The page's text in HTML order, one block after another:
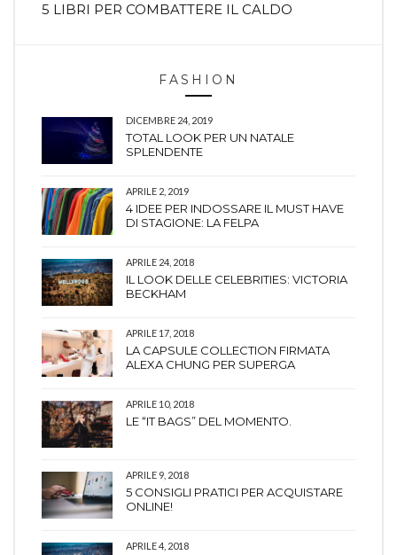
5 LIBRI PER COMBATTERE IL CALDO
FASHION
DICEMBRE 24, 2019
TOTAL LOOK PER UN NATALE
SPLENDENTE
APRILE 2, 2019
4 IDEE PER INDOSSARE IL MUST HAVE
DI STAGIONE: LA FELPA
APRILE 24, 2018
IL LOOK DELLE CELEBRITIES: VICTORIA
BECKHAM
APRILE 17, 2018
LA CAPSULE COLLECTION FIRMATA
ALEXA CHUNG PER SUPERGA
APRILE 10, 2018
LE “IT BAGS” DEL MOMENTO.
APRILE 9, 2018
5 CONSIGLI PRATICI PER ACQUISTARE
ONLINE!
APRILE 4, 2018